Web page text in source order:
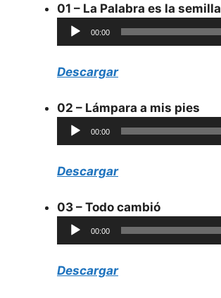
01 – La Palabra es la semilla
Reproductor
de
00:00
Descargar
02 – Lámpara a mis pies
Reproductor
de
00:00
Descargar
03 – Todo cambió
Reproductor
de
00:00
Descargar